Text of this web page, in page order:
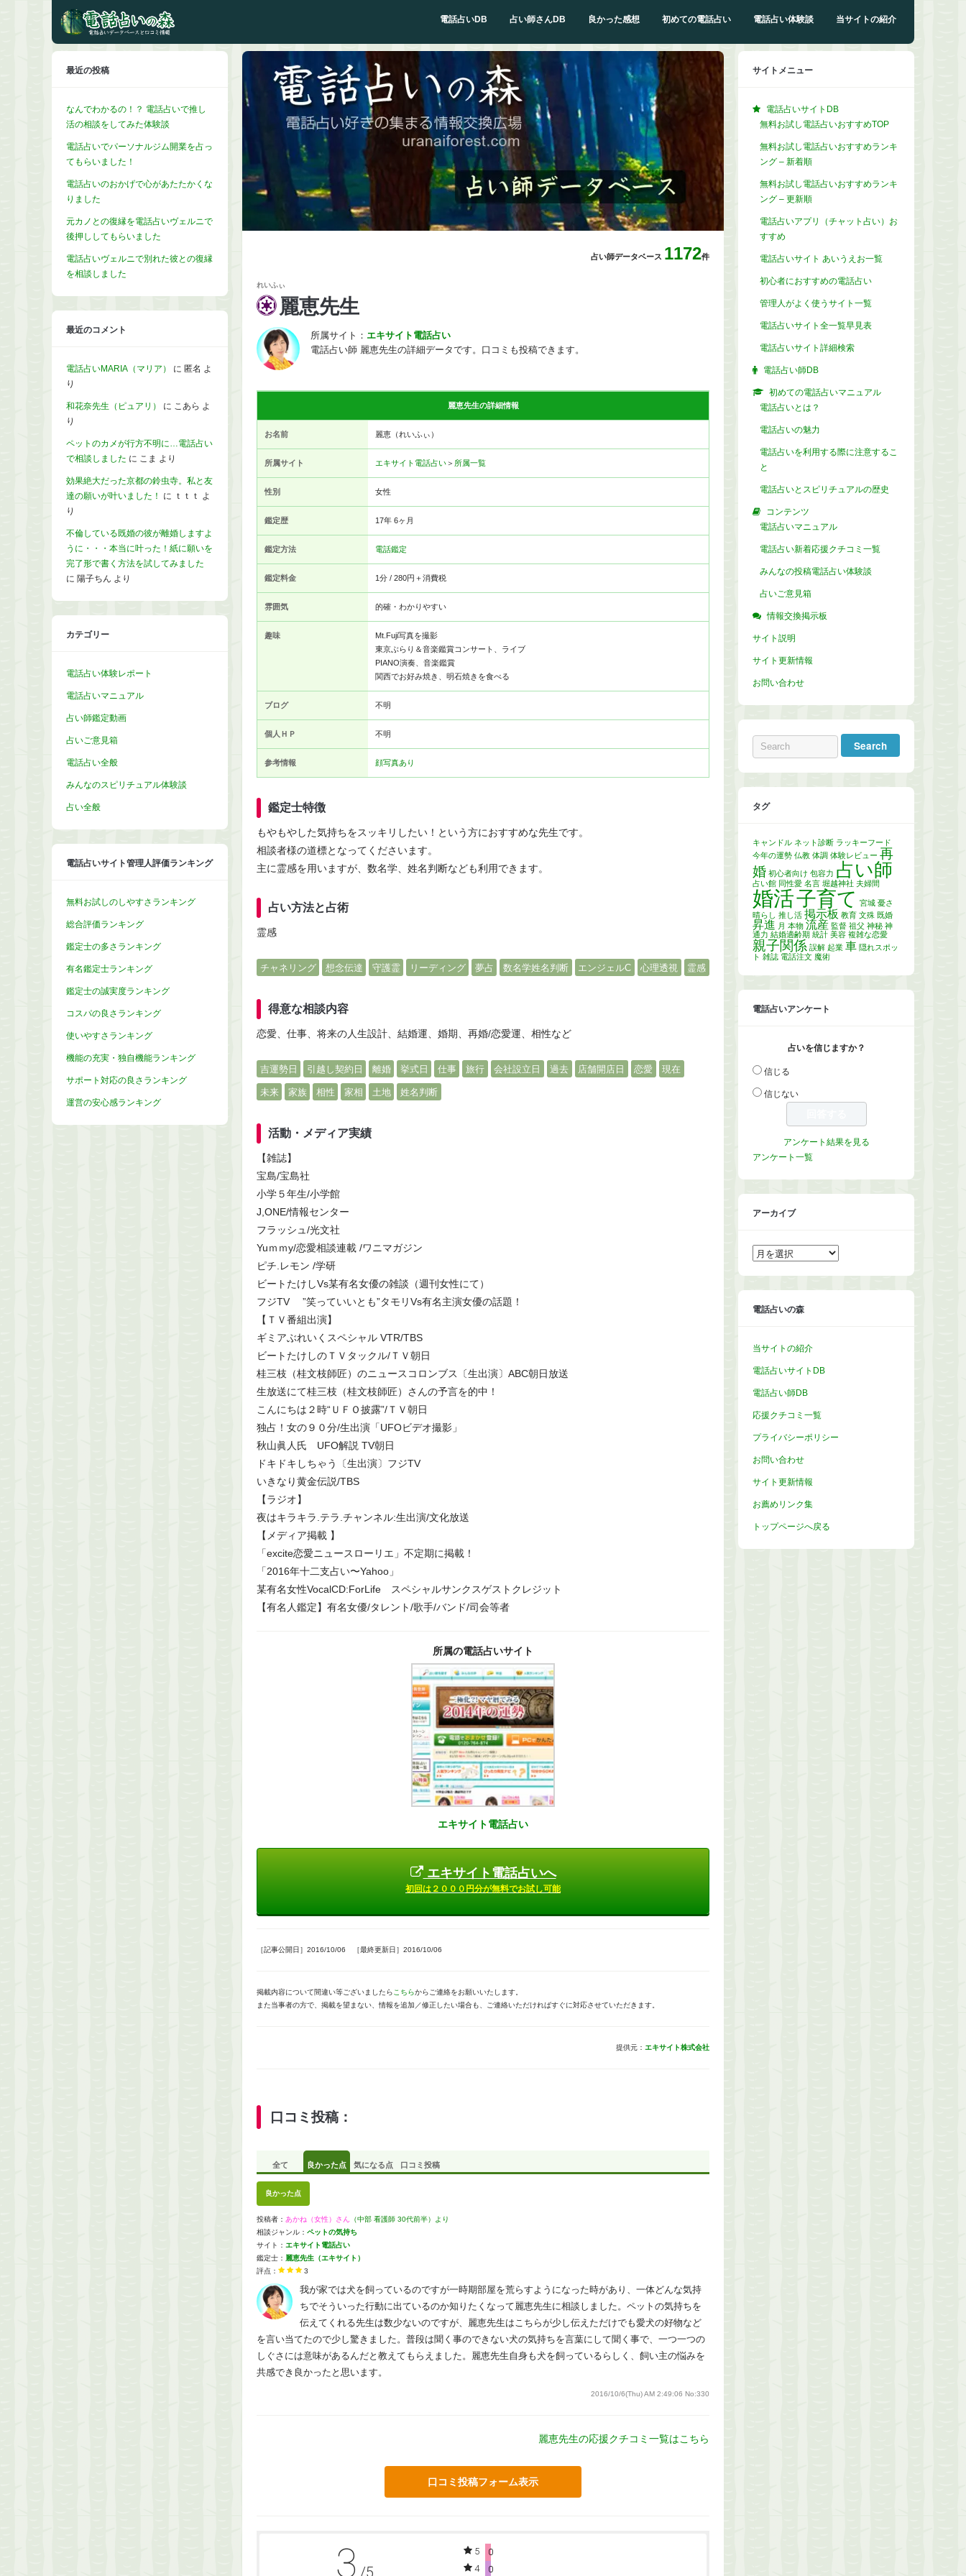
電話占いDB 占い師さんDB 良かった感想 初めての電話占い 電話占い体験談 当サイトの紹介
占い師データベース 1172件
れいふぃ
麗恵先生
所属サイト： エキサイト電話占い
電話占い師 麗恵先生の詳細データです。口コミも投稿できます。
麗恵先生の詳細情報
お名前 麗恵（れいふぃ）
所属サイト エキサイト電話占い＞ 所属一覧
性別 女性
鑑定歴 17年 6ヶ月
鑑定方法 電話鑑定
鑑定料金 1分 / 280円＋消費税
雰囲気 的確・わかりやすい
趣味
Mt.Fuji写真を撮影
東京ぶらり＆音楽鑑賞コンサート、ライブ
PIANO演奏、音楽鑑賞
関西でお好み焼き、明石焼きを食べる
ブログ 不明
個人ＨＰ 不明
参考情報 顔写真あり
鑑定士特徴
もやもやした気持ちをスッキリしたい！という方におすすめな先生です。
相談者様の道標となってくださいます。
主に霊感を用いますが、数名学、姓名判断なども利用できます。
占い方法と占術
霊感
チャネリング 想念伝達 守護霊 リーディング 夢占 数名学姓名判断 エンジェルC 心理透視 霊感
得意な相談内容
恋愛、仕事、将来の人生設計、結婚運、婚期、再婚/恋愛運、相性など
吉運勢日 引越し契約日 離婚 挙式日 仕事 旅行 会社設立日 過去 店舗開店日 恋愛 現在
未来 家族 相性 家相 土地 姓名判断
活動・メディア実績
【雑誌】
宝島/宝島社
小学５年生/小学館
J,ONE/情報センター
フラッシュ/光文社
Yuｍｍy/恋愛相談連載 /ワニマガジン
ピチ.レモン /学研
ビートたけしVs某有名女優の雑談（週刊女性にて）
フジTV ”笑っていいとも”タモリVs有名主演女優の話題！
【ＴＶ番組出演】
ギミアぶれいくスペシャル VTR/TBS
ビートたけしのＴＶタックル/ＴＶ朝日
桂三枝（桂文枝師匠）のニュースコロンブス〔生出演〕ABC朝日放送
生放送にて桂三枝（桂文枝師匠）さんの予言を的中！
こんにちは２時“ＵＦＯ披露”/ＴＶ朝日
独占！女の９０分/生出演「UFOビデオ撮影」
秋山眞人氏 UFO解説 TV朝日
ドキドキしちゃう〔生出演〕フジTV
いきなり黄金伝説/TBS
【ラジオ】
夜はキラキラ.テラ.チャンネル:生出演/文化放送
【メディア掲載 】
「excite恋愛ニュースローリエ」不定期に掲載！
「2016年十二支占い〜Yahoo」
某有名女性VocalCD:ForLife スペシャルサンクスゲストクレジット
【有名人鑑定】有名女優/タレント/歌手/バンド/司会等者
所属の電話占いサイト
エキサイト電話占い
エキサイト電話占いへ
初回は２０００円分が無料でお試し可能
［記事公開日］2016/10/06 ［最終更新日］2016/10/06
掲載内容について間違い等ございましたらこちらからご連絡をお願いいたします。
また当事者の方で、掲載を望まない、情報を追加／修正したい場合も、ご連絡いただければすぐに対応させていただきます。
提供元： エキサイト株式会社
口コミ投稿：
全て 良かった点 気になる点 口コミ投稿
良かった点
投稿者： あかね（女性）さん （中部 看護師 30代前半）より
相談ジャンル： ペットの気持ち
サイト： エキサイト電話占い
鑑定士： 麗恵先生（エキサイト）
評点：
3
我が家では犬を飼っているのですが一時期部屋を荒らすようになった時があり、一体どんな気持
ちでそういった行動に出ているのか知りたくなって麗恵先生に相談しました。ペットの気持ちを
伝えてくれる先生は数少ないのですが、麗恵先生はこちらが少し伝えただけでも愛犬の好物など
を言い当てたので少し驚きました。普段は聞く事のできない犬の気持ちを言葉にして聞く事で、一つ一つの
しぐさには意味があるんだと教えてもらえました。麗恵先生自身も犬を飼っているらしく、飼い主の悩みを
共感でき良かったと思います。
2016/10/6(Thu) AM 2:49:06 No:330
麗恵先生の応援クチコミ一覧はこちら
口コミ投稿フォーム表示
3 /5
5
0
4
0
最近の投稿
なんでわかるの！？ 電話占いで推し
活の相談をしてみた体験談
電話占いでパーソナルジム開業を占っ
てもらいました！
電話占いのおかげで心があたたかくな
りました
元カノとの復縁を電話占いヴェルニで
後押ししてもらいました
電話占いヴェルニで別れた彼との復縁
を相談しました
最近のコメント
電話占いMARIA（マリア） に 匿名 よ
り
和花奈先生（ピュアリ） に こあら よ
り
ペットのカメが行方不明に…電話占い
で相談しました に こま より
効果絶大だった京都の鈴虫寺。私と友
達の願いが叶いました！
に ｔｔｔ よ
り
不倫している既婚の彼が離婚しますよ
うに・・・本当に叶った！紙に願いを
完了形で書く方法を試してみました
に 陽子ちん より
カテゴリー
電話占い体験レポート
電話占いマニュアル
占い師鑑定動画
占いご意見箱
電話占い全般
みんなのスピリチュアル体験談
占い全般
電話占いサイト管理人評価ランキング
無料お試しのしやすさランキング
総合評価ランキング
鑑定士の多さランキング
有名鑑定士ランキング
鑑定士の誠実度ランキング
コスパの良さランキング
使いやすさランキング
機能の充実・独自機能ランキング
サポート対応の良さランキング
運営の安心感ランキング
サイトメニュー
電話占いサイトDB
無料お試し電話占いおすすめTOP
無料お試し電話占いおすすめランキ
ング – 新着順
無料お試し電話占いおすすめランキ
ング – 更新順
電話占いアプリ（チャット占い）お
すすめ
電話占いサイト あいうえお一覧
初心者におすすめの電話占い
管理人がよく使うサイト一覧
電話占いサイト全一覧早見表
電話占いサイト詳細検索
電話占い師DB
初めての電話占いマニュアル
電話占いとは？
電話占いの魅力
電話占いを利用する際に注意するこ
と
電話占いとスピリチュアルの歴史
コンテンツ
電話占いマニュアル
電話占い新着応援クチコミ一覧
みんなの投稿電話占い体験談
占いご意見箱
情報交換掲示板
サイト説明
サイト更新情報
お問い合わせ
タグ
キャンドル ネット診断 ラッキーフード
今年の運勢 仏教 体調 体験レビュー 再
婚 初心者向け 包容力 占い師
占い館 同性愛 名言 堀越神社 夫婦間
婚活子育て 宮城 憂さ
晴らし 推し活 掲示板 教育 文殊 既婚
昇進 月 本物 流産 監督 祖父 神秘 神
通力 結婚適齢期 統計 美容 複雑な恋愛
親子関係 誤解 起業 車 隠れスポッ
ト 雑誌 電話注文 魔術
電話占いアンケート
占いを信じますか？
信じる
信じない
アンケート結果を見る
アンケート一覧
アーカイブ
ア
ー
イ
電話占いの森
当サイトの紹介
電話占いサイトDB
電話占い師DB
応援クチコミ一覧
プライバシーポリシー
お問い合わせ
サイト更新情報
お薦めリンク集
トップページへ戻る